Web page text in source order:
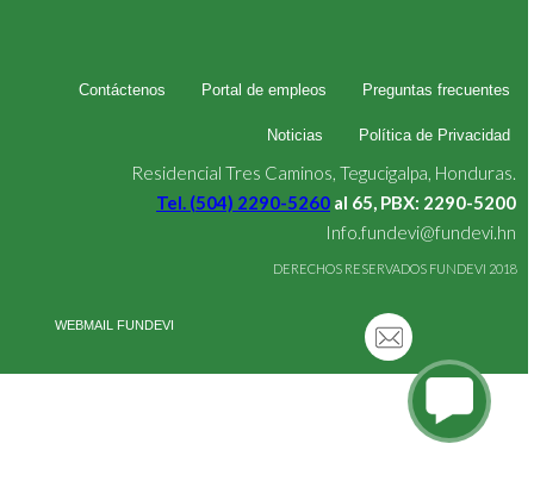
Contáctenos Portal de empleos Preguntas frecuentes
Noticias Política de Privacidad
Residencial Tres Caminos, Tegucigalpa, Honduras.
Tel. (504) 2290-5260 al 65, PBX: 2290-5200
Info.fundevi@fundevi.hn
DERECHOS RESERVADOS FUNDEVI 2018
WEBMAIL FUNDEVI